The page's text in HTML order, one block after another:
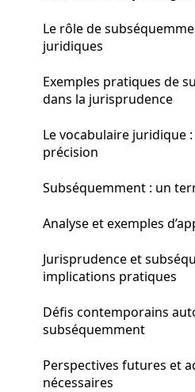
Le rôle de
juridiques
Exemples pratiques de
dans la jurisprudence
Le vocabulaire juridique
précision
Subséquemment : un
Analyse et exemples
Jurisprudence et
implications pratiques
Défis contemporains
subséquemment
Perspectives futures et
nécessaires